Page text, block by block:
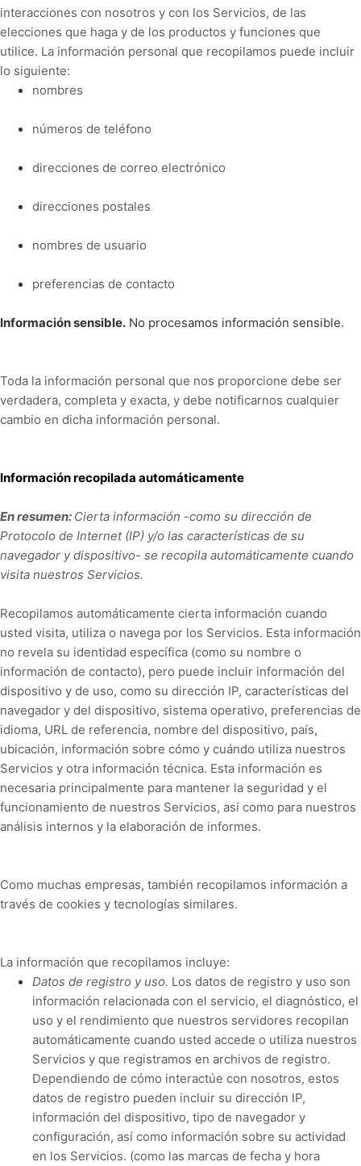
interacciones con nosotros y con los Servicios, de las
elecciones que haga y de los productos y funciones que
utilice. La información personal que recopilamos puede incluir
lo siguiente:
nombres
números de teléfono
direcciones de correo electrónico
direcciones postales
nombres de usuario
preferencias de contacto
Información sensible. No procesamos información sensible.
Toda la información personal que nos proporcione debe ser
verdadera, completa y exacta, y debe notificarnos cualquier
cambio en dicha información personal.
Información recopilada automáticamente
En resumen: Cierta información -como su dirección de
Protocolo de Internet (IP) y/o las características de su
navegador y dispositivo- se recopila automáticamente cuando
visita nuestros Servicios.
Recopilamos automáticamente cierta información cuando
usted visita, utiliza o navega por los Servicios. Esta información
no revela su identidad específica (como su nombre o
información de contacto), pero puede incluir información del
dispositivo y de uso, como su dirección IP, características del
navegador y del dispositivo, sistema operativo, preferencias de
idioma, URL de referencia, nombre del dispositivo, país,
ubicación, información sobre cómo y cuándo utiliza nuestros
Servicios y otra información técnica. Esta información es
necesaria principalmente para mantener la seguridad y el
funcionamiento de nuestros Servicios, así como para nuestros
análisis internos y la elaboración de informes.
Como muchas empresas, también recopilamos información a
través de cookies y tecnologías similares.
La información que recopilamos incluye:
Datos de registro y uso. Los datos de registro y uso son
información relacionada con el servicio, el diagnóstico, el
uso y el rendimiento que nuestros servidores recopilan
automáticamente cuando usted accede o utiliza nuestros
Servicios y que registramos en archivos de registro.
Dependiendo de cómo interactúe con nosotros, estos
datos de registro pueden incluir su dirección IP,
información del dispositivo, tipo de navegador y
configuración, así como información sobre su actividad
en los Servicios. (como las marcas de fecha y hora